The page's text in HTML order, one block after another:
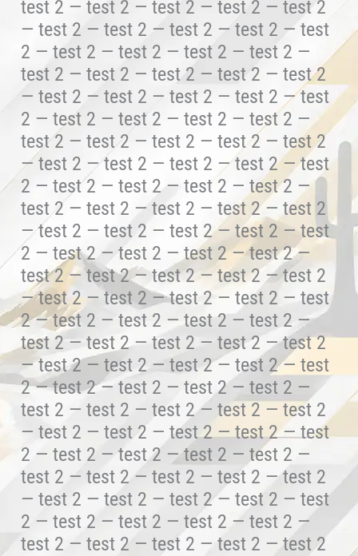
test 2 — test 2 — test 2 — test 2 — test 2
— test 2 — test 2 — test 2 — test 2 — test
2 — test 2 — test 2 — test 2 — test 2 —
test 2 — test 2 — test 2 — test 2 — test 2
— test 2 — test 2 — test 2 — test 2 — test
2 — test 2 — test 2 — test 2 — test 2 —
test 2 — test 2 — test 2 — test 2 — test 2
— test 2 — test 2 — test 2 — test 2 — test
2 — test 2 — test 2 — test 2 — test 2 —
test 2 — test 2 — test 2 — test 2 — test 2
— test 2 — test 2 — test 2 — test 2 — test
2 — test 2 — test 2 — test 2 — test 2 —
test 2 — test 2 — test 2 — test 2 — test 2
— test 2 — test 2 — test 2 — test 2 — test
2 — test 2 — test 2 — test 2 — test 2 —
test 2 — test 2 — test 2 — test 2 — test 2
— test 2 — test 2 — test 2 — test 2 — test
2 — test 2 — test 2 — test 2 — test 2 —
test 2 — test 2 — test 2 — test 2 — test 2
— test 2 — test 2 — test 2 — test 2 — test
2 — test 2 — test 2 — test 2 — test 2 —
test 2 — test 2 — test 2 — test 2 — test 2
— test 2 — test 2 — test 2 — test 2 — test
2 — test 2 — test 2 — test 2 — test 2 —
test 2 — test 2 — test 2 — test 2 — test 2